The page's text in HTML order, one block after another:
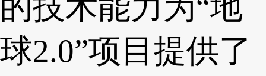
的技术能力为“地
球2.0”项目提供了